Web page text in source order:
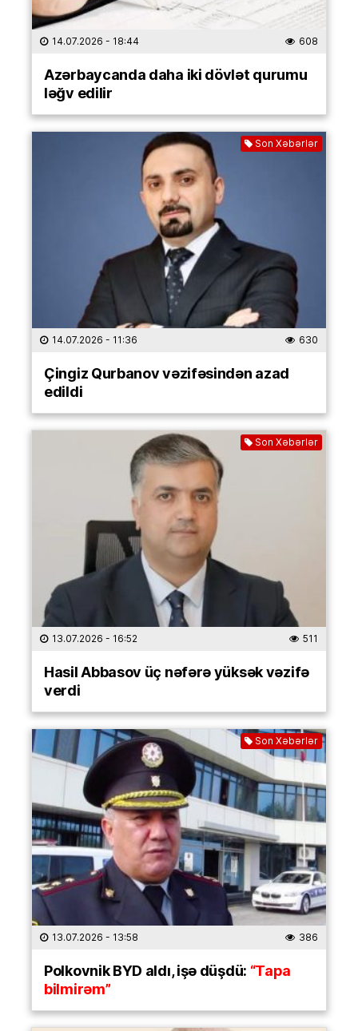
14.07.2026 - 18:44 608
Azərbaycanda daha iki dövlət qurumu
ləğv edilir
Son Xəbərlər
14.07.2026 - 11:36 630
Çingiz Qurbanov vəzifəsindən azad
edildi
Son Xəbərlər
13.07.2026 - 16:52 511
Hasil Abbasov üç nəfərə yüksək vəzifə
verdi
Son Xəbərlər
13.07.2026 - 13:58 386
Polkovnik BYD aldı, işə düşdü: “Tapa
bilmirəm”